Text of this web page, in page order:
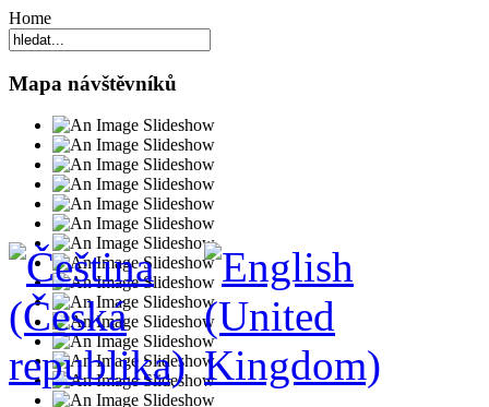
Home
Mapa návštěvníků